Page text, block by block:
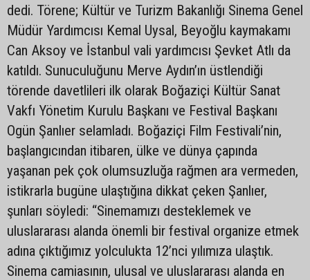
dedi. Törene; Kültür ve Turizm Bakanlığı Sinema Genel
Müdür Yardımcısı Kemal Uysal, Beyoğlu kaymakamı
Can Aksoy ve İstanbul vali yardımcısı Şevket Atlı da
katıldı. Sunuculuğunu Merve Aydın’ın üstlendiği
törende davetlileri ilk olarak Boğaziçi Kültür Sanat
Vakfı Yönetim Kurulu Başkanı ve Festival Başkanı
Ogün Şanlıer selamladı. Boğaziçi Film Festivali’nin,
başlangıcından itibaren, ülke ve dünya çapında
yaşanan pek çok olumsuzluğa rağmen ara vermeden,
istikrarla bugüne ulaştığına dikkat çeken Şanlıer,
şunları söyledi: “Sinemamızı desteklemek ve
uluslararası alanda önemli bir festival organize etmek
adına çıktığımız yolculukta 12’nci yılımıza ulaştık.
Sinema camiasının, ulusal ve uluslararası alanda en